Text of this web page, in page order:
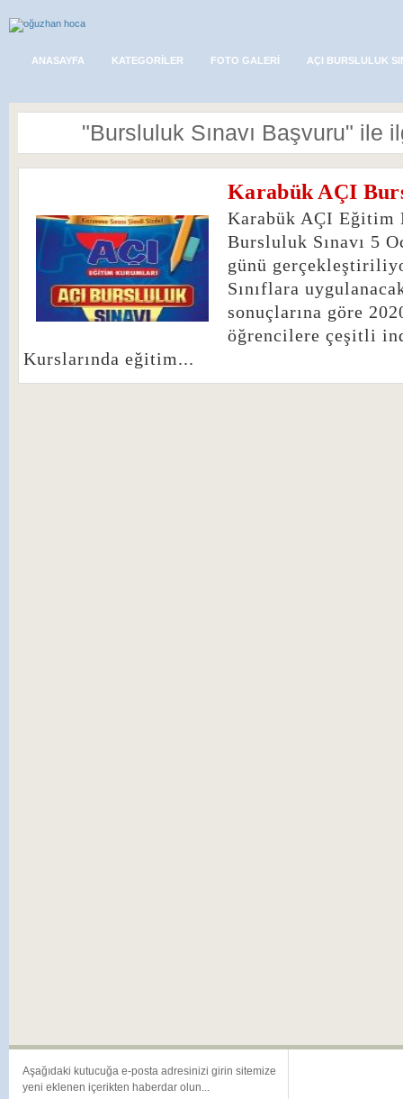
ANASAYFA KATEGORILER FOTO GALERI AÇI BURSLULUK
"Bursluluk Sınavı Başvuru" ile
Karabük AÇI
Karabük AÇI Eğitim
Bursluluk Sınavı 5
günü
Sınıflara
sonuçlarına göre
öğrencilere çeşitli
Kurslarında eğitim...
Aşağıdaki kutucuğa e-posta adresinizi girin sitemize
yeni eklenen içerikten haberdar olun...